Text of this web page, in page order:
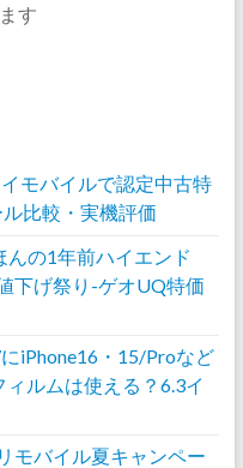
す
モバイルで認定中古特
比較・実機評価
の1年前ハイエンド
下げ祭り-ゲオUQ特価
iPhone16・15/Proなど
ルムは使える？6.3イ
モバイル夏キャンペー